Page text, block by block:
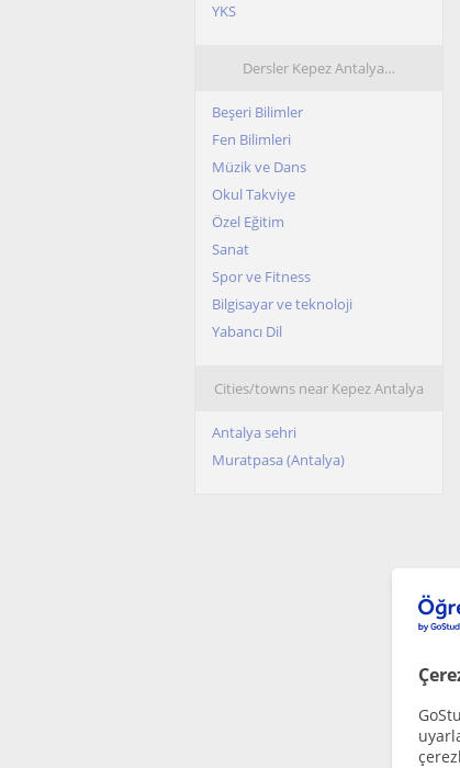
YKS
Dersler Kepez Antalya…
Beşeri Bilimler
Fen Bilimleri
Müzik ve Dans
Okul Takviye
Özel Eğitim
Sanat
Spor ve Fitness
Bilgisayar ve teknoloji
Yabancı Dil
Cities/towns near Kepez Antalya
Antalya sehri
Muratpasa (Antalya)